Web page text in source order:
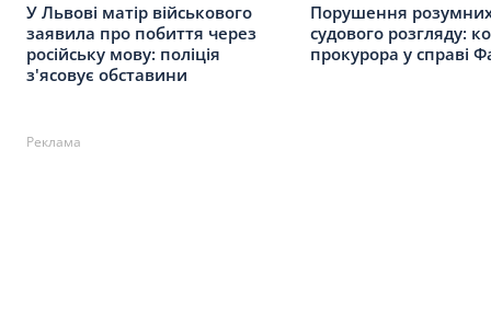
У Львові матір військового
заявила про побиття через
російську мову: поліція
з'ясовує обставини
Порушення розумних
судового розгляду:
прокурора у справі
Реклама